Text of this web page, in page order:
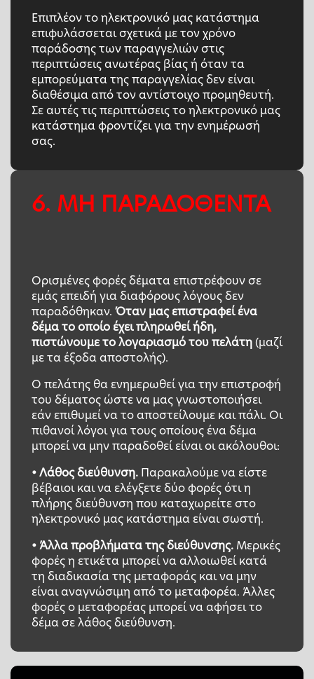
Επιπλέον το ηλεκτρονικό μας κατάστημα
επιφυλάσσεται σχετικά με τον χρόνο
παράδοσης των παραγγελιών στις
περιπτώσεις ανωτέρας βίας ή όταν τα
εμπορεύματα της παραγγελίας δεν είναι
διαθέσιμα από τον αντίστοιχο προμηθευτή.
Σε αυτές τις περιπτώσεις το ηλεκτρονικό μας
κατάστημα φροντίζει για την ενημέρωσή
σας.
6. ΜΗ ΠΑΡΑΔΟΘΕΝΤΑ
Ορισμένες φορές δέματα επιστρέφουν σε
εμάς επειδή για διαφόρους λόγους δεν
παραδόθηκαν. Όταν μας επιστραφεί ένα
δέμα το οποίο έχει πληρωθεί ήδη,
πιστώνουμε το λογαριασμό του πελάτη (μαζί
με τα έξοδα αποστολής).
Ο πελάτης θα ενημερωθεί για την επιστροφή
του δέματος ώστε να μας γνωστοποιήσει
εάν επιθυμεί να το αποστείλουμε και πάλι. Οι
πιθανοί λόγοι για τους οποίους ένα δέμα
μπορεί να μην παραδοθεί είναι οι ακόλουθοι:
• Λάθος διεύθυνση. Παρακαλούμε να είστε
βέβαιοι και να ελέγξετε δύο φορές ότι η
πλήρης διεύθυνση που καταχωρείτε στο
ηλεκτρονικό μας κατάστημα είναι σωστή.
• Άλλα προβλήματα της διεύθυνσης. Μερικές
φορές η ετικέτα μπορεί να αλλοιωθεί κατά
τη διαδικασία της μεταφοράς και να μην
είναι αναγνώσιμη από το μεταφορέα. Άλλες
φορές ο μεταφορέας μπορεί να αφήσει το
δέμα σε λάθος διεύθυνση.